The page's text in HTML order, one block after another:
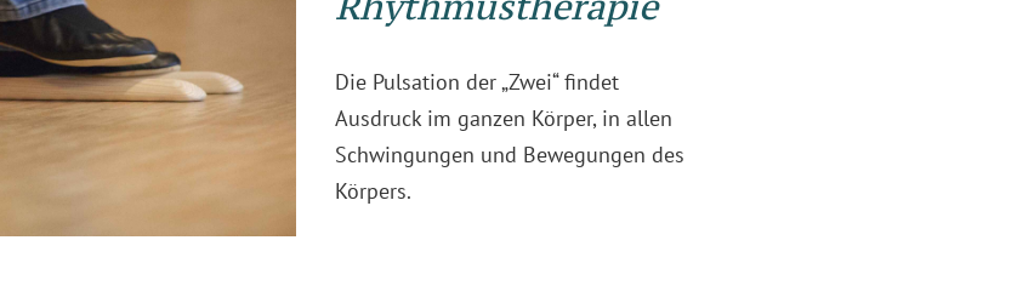
Die Pulsation der „Zwei“ findet
Ausdruck im ganzen Körper, in allen
Schwingungen und Bewegungen des
Körpers.